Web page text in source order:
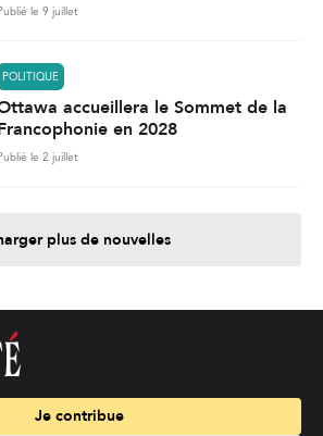
le 9 juillet
POLITIQUE
accueillera le Sommet de la
en 2028
le 2 juillet
plus de nouvelles
Je contribue